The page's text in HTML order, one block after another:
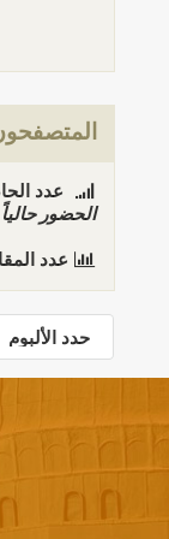
عدد
الحضور
عدد